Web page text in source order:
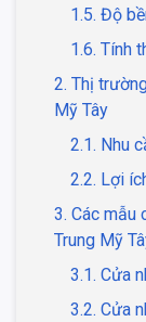
1.5. Độ
1.6. Tính
2. Thị
Mỹ Tây
2.1. Nhu
2.2. Lợi
3. Các mẫu
Trung Mỹ
3.1. Cửa
3.2. Cửa